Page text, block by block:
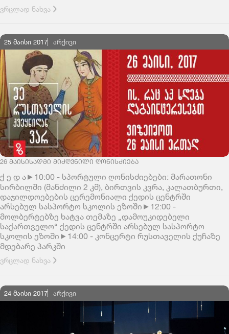
ვრცლად ნახვა
25 მაისი 2017 ᲐᲠᲥᲘᲕᲘ
26 ᲛᲐᲘᲡᲘᲡᲐᲓᲛᲘ ᲛᲘᲫᲦᲕᲜᲘᲚᲘ ᲦᲝᲜᲘᲡᲫᲘᲔᲑᲐ
ქ ე დ ა►10:00 - სპორტული ღონისძიებები: მარათონი
სირბილში (მანძილი 2 კმ), ბირთვის კვრა, კალათბურთი,
დაჯილდოებების ცერემონიალი ქედის ცენტრში
არსებულ სასპორტო სკოლის ეზოში►12:00 -
მოლბერტებზე ხატვა თემაზე „დამოუკიდებელი
საქართველო“ ქედის ცენტრში არსებულ სასპორტო
სკოლის ეზოში►14:00 - კონცერტი რუსთაველის ქუჩაზე
მდებარე პარკში
ვრცლად ნახვა
24 მაისი 2017 ᲐᲠᲥᲘᲕᲘ